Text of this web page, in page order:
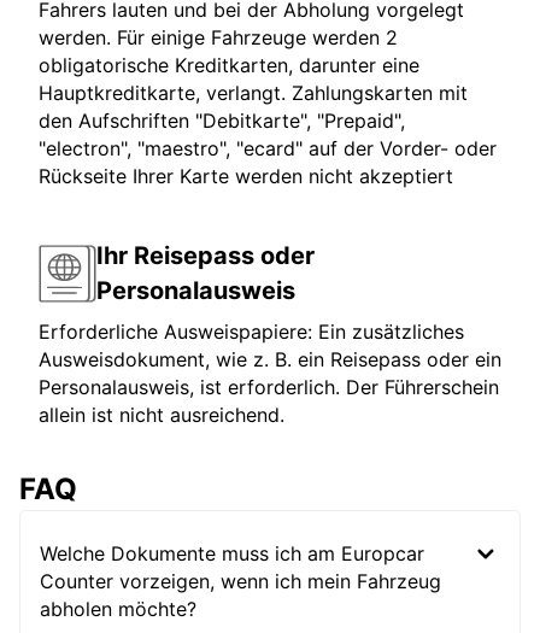
Fahrers lauten und bei der Abholung vorgelegt
werden. Für einige Fahrzeuge werden 2
obligatorische Kreditkarten, darunter eine
Hauptkreditkarte, verlangt. Zahlungskarten mit
den Aufschriften "Debitkarte", "Prepaid",
"electron", "maestro", "ecard" auf der Vorder- oder
Rückseite Ihrer Karte werden nicht akzeptiert
Ihr Reisepass oder
Personalausweis
Erforderliche Ausweispapiere: Ein zusätzliches
Ausweisdokument, wie z. B. ein Reisepass oder ein
Personalausweis, ist erforderlich. Der Führerschein
allein ist nicht ausreichend.
FAQ
Welche Dokumente muss ich am Europcar
Counter vorzeigen, wenn ich mein Fahrzeug
abholen möchte?